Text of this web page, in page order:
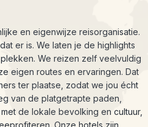
en eigenwijze reisorganisatie.
er is. We laten je de highlights
We reizen zelf veelvuldig
eigen routes en ervaringen. Dat
ter plaatse, zodat we jou écht
van de platgetrapte paden,
de lokale bevolking en cultuur,
Onze hotels zijn